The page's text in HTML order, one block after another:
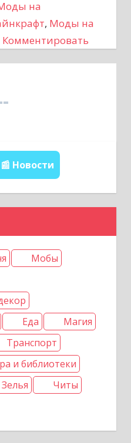
на
, Моды на
Комментировать
📰 Новости
Мобы
Еда
Магия
Транспорт
и библиотеки
Зелья
Читы